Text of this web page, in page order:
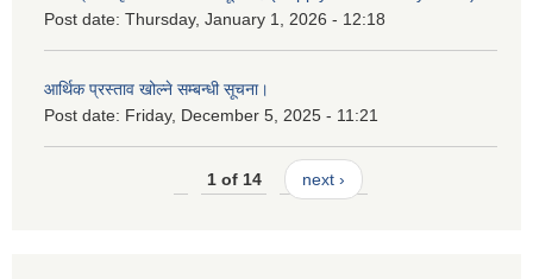
Post date: Thursday, January 1, 2026 - 12:18
आर्थिक प्रस्ताव खोल्ने सम्बन्धी सूचना।
Post date: Friday, December 5, 2025 - 11:21
1 of 14 next ›